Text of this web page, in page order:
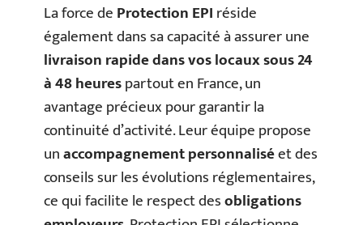
La force deProtection EPIréside
également dans sa capacité à assurer une
livraison rapide dans vos locaux sous 24
à 48 heurespartout en France, un
avantage précieux pour garantir la
continuité d’activité. Leur équipe propose
unaccompagnement personnaliséet des
conseils sur les évolutions réglementaires,
ce qui facilite le respect desobligations